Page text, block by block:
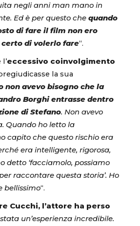
negli anni man mano in
Ed è per questo che quando
di fare il film non ero
di volerlo fare“.
eccessivo coinvolgimento
la sua
non avevo bisogno che la
Borghi entrasse dentro
di Stefano. Non avevo
Quando ho letto la
capito che questo rischio era
era intelligente, rigorosa,
detto ‘facciamolo, possiamo
raccontare questa storia’. Ho
bellissimo“.
Cucchi, l’attore ha perso
un’esperienza incredibile.